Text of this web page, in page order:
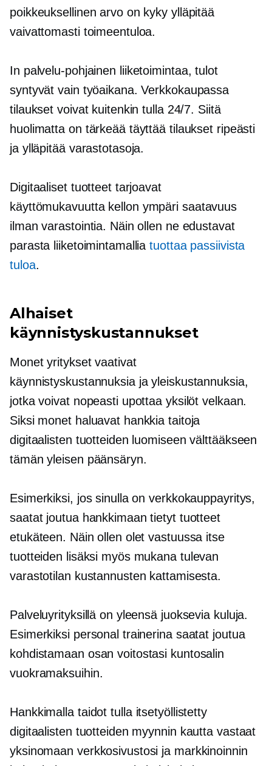
poikkeuksellinen arvo on kyky ylläpitää
vaivattomasti toimeentuloa.
In palvelu-pohjainen liiketoimintaa, tulot
syntyvät vain työaikana. Verkkokaupassa
tilaukset voivat kuitenkin tulla 24/7. Siitä
huolimatta on tärkeää täyttää tilaukset ripeästi
ja ylläpitää varastotasoja.
Digitaaliset tuotteet tarjoavat
käyttömukavuutta kellon ympäri saatavuus
ilman varastointia. Näin ollen ne edustavat
parasta liiketoimintamalliatuottaa passiivista
tuloa.
Alhaiset
käynnistyskustannukset
Monet yritykset vaativat
käynnistyskustannuksia ja yleiskustannuksia,
jotka voivat nopeasti upottaa yksilöt velkaan.
Siksi monet haluavat hankkia taitoja
digitaalisten tuotteiden luomiseen välttääkseen
tämän yleisen päänsäryn.
Esimerkiksi, jos sinulla on verkkokauppayritys,
saatat joutua hankkimaan tietyt tuotteet
etukäteen. Näin ollen olet vastuussa itse
tuotteiden lisäksi myös mukana tulevan
varastotilan kustannusten kattamisesta.
Palveluyrityksillä on yleensä juoksevia kuluja.
Esimerkiksi personal trainerina saatat joutua
kohdistamaan osan voitostasi kuntosalin
vuokramaksuihin.
Hankkimalla taidot tulla itsetyöllistetty
digitaalisten tuotteiden myynnin kautta vastaat
yksinomaan verkkosivustosi ja markkinoinnin